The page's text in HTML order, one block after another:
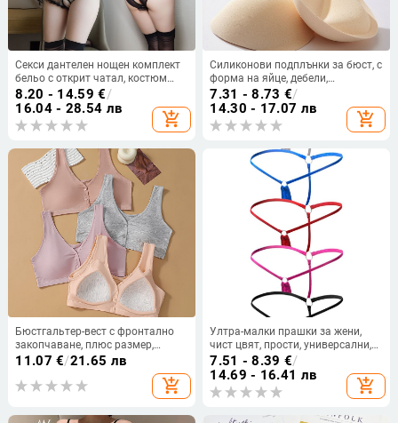
Секси дантелен нощен комплект
бельо с открит чатал, костюм
камериерка за ролеви игри
8.20 - 14.59 €/
16.04 - 28.54 лв
add_shopping_cart
Силиконови подплънки за бюст, с
форма на яйце, дебели,
самозалепващи, дишащи,
невидими
7.31 - 8.73 €/
14.30 - 17.07 лв
add_shopping_cart
Бюстгальтер-вест с фронтално
закопчаване, плюс размер,
памучни подплънки, широки
презрамки, дишащ и без жици
11.07 €/21.65 лв
add_shopping_cart
Ултра-малки прашки за жени,
чист цвят, прости, универсални,
тениски, секси, едноредни, с ниска
талия, секси мини бельо
7.51 - 8.39 €/
14.69 - 16.41 лв
add_shopping_cart